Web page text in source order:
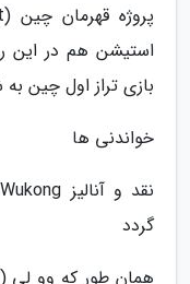
استیشن هم در این
بازی تراز اول چین به
خواندنی ها
گردد